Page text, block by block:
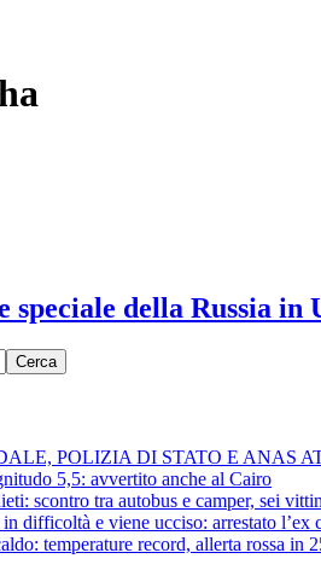
speciale della Russia in
Cerca
POLIZIA DI STATO E ANAS
5,5: avvertito anche al Cairo
scontro tra autobus e camper, sei
difficoltà e viene ucciso: arrestato l’ex
temperature record, allerta rossa in